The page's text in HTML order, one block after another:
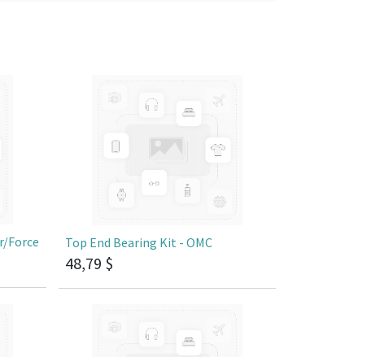
Force Top End Bearing Kit - OMC
48,79 $